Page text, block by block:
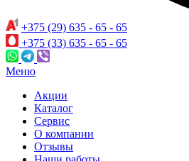
+375 (29) 635 - 65 - 65
+375 (33) 635 - 65 - 65
Меню
Акции
Каталог
Сервис
О компании
Отзывы